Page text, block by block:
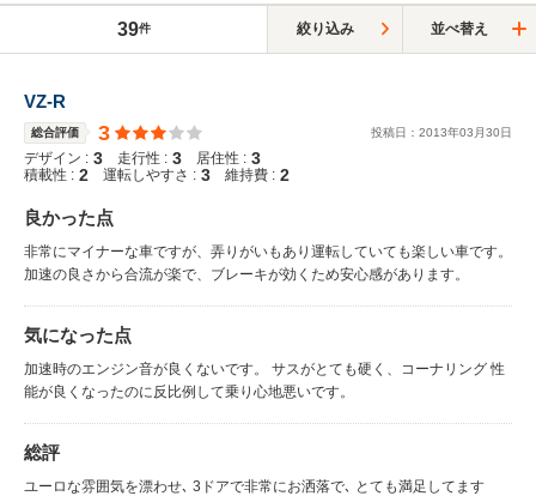
39件 絞り込み 並べ替え
VZ-R
総合評価 3 投稿日： 2013年03 月30日
デザイン : 3 走行性 : 3 居住性 : 3
積載性 : 2 運転しやすさ : 3 維持費 : 2
良かった点
非常にマイナーな車ですが、弄りがいもあり運転していても楽しい車です。
加速の良さから合流が楽で、ブレーキが効くため安心感があります。
気になった点
加速時のエンジン音が良くないです。 サスがとても硬く、コーナリング 性
能が良くなったのに反比例して乗り心地悪いです。
総評
ユーロな雰囲気を漂わせ､ 3ドアで非常にお洒落で､ とても満足してます